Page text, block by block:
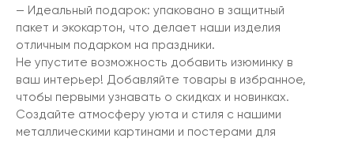
— Идеальный подарок: упаковано в защитный
пакет и экокартон, что делает наши изделия
отличным подарком на праздники.
Не упустите возможность добавить изюминку в
ваш интерьер! Добавляйте товары в избранное,
чтобы первыми узнавать о скидках и новинках.
Создайте атмосферу уюта и стиля с нашими
металлическими картинами и постерами для